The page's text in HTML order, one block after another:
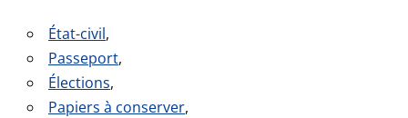
État-civil,
Passeport,
Élections,
Papiers à conserver,